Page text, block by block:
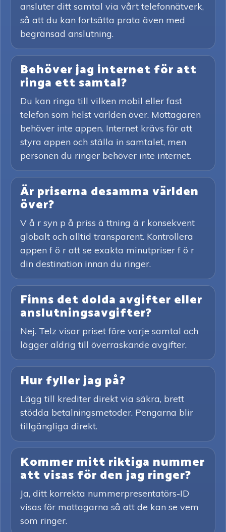
ansluter ditt samtal via vårt telefonnätverk,
så att du kan fortsätta prata även med
begränsad anslutning.
Behöver jag internet för att
ringa ett samtal?
Du kan ringa till vilken mobil eller fast
telefon som helst världen över. Mottagaren
behöver inte appen. Internet krävs för att
styra appen och ställa in samtalet, men
personen du ringer behöver inte internet.
Är priserna desamma världen
över?
V å r syn p å priss ä ttning ä r konsekvent
globalt och alltid transparent. Kontrollera
appen f ö r att se exakta minutpriser f ö r
din destination innan du ringer.
Finns det dolda avgifter eller
anslutningsavgifter?
Nej. Telz visar priset före varje samtal och
lägger aldrig till överraskande avgifter.
Hur fyller jag på?
Lägg till krediter direkt via säkra, brett
stödda betalningsmetoder. Pengarna blir
tillgängliga direkt.
Kommer mitt riktiga nummer
att visas för den jag ringer?
Ja, ditt korrekta nummerpresentatörs-ID
visas för mottagarna så att de kan se vem
som ringer.